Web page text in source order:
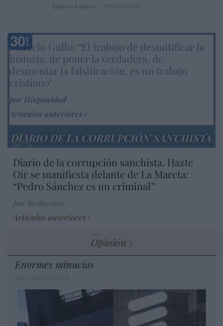
Marcelo Gullo: “El trabajo de desmitificar la
historia, de poner la verdadera, de
desmontar la falsificación, es un trabajo
cristiano"
por Hispanidad
Artículos anteriores
DIARIO DE LA CORRUPCIÓN SANCHISTA
Diario de la corrupción sanchista. Hazte
Oír se manifiesta delante de La Mareta:
“Pedro Sánchez es un criminal”
Artículos anteriores
Opinión
Enormes minucias